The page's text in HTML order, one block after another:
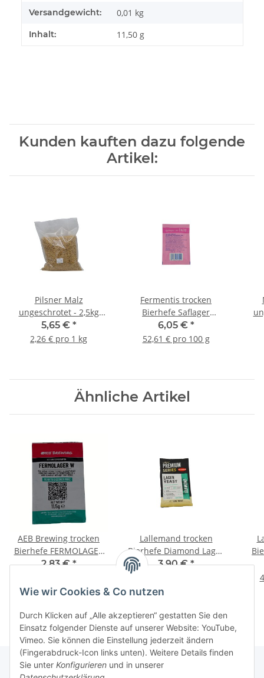
Wie wir Cookies & Co nutzen
Durch Klicken auf „Alle akzeptieren“ gestatten Sie den
Einsatz folgender Dienste auf unserer Website: YouTube,
Vimeo. Sie können die Einstellung jederzeit ändern
(Fingerabdruck-Icon links unten). Weitere Details finden
Sie unter Konfigurieren und in unserer
Versandgewicht: 0,01 kg
Inhalt: 11,50 g
Kunden kauften dazu folgende
Artikel:
Pilsner Malz
ungeschrotet - 2,5kg
Beutel
5,65 € *
2,26 € pro 1 kg
Fermentis trocken
Bierhefe Saflager
W34/70 - 11,5g
6,05 € *
52,61 € pro 100 g
Ähnliche Artikel
AEB Brewing trocken
Bierhefe FERMOLAGER
W
2,83 €*
Lallemand trocken
Bierhefe Diamond Lager
- 11g
3,90 €*